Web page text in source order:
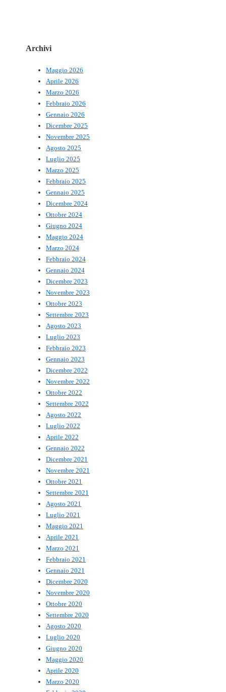
Archivi
Maggio 2026
Aprile 2026
Marzo 2026
Febbraio 2026
Gennaio 2026
Dicembre 2025
Novembre 2025
Agosto 2025
Luglio 2025
Marzo 2025
Febbraio 2025
Gennaio 2025
Dicembre 2024
Ottobre 2024
Giugno 2024
Maggio 2024
Marzo 2024
Febbraio 2024
Gennaio 2024
Dicembre 2023
Novembre 2023
Ottobre 2023
Settembre 2023
Agosto 2023
Luglio 2023
Febbraio 2023
Gennaio 2023
Dicembre 2022
Novembre 2022
Ottobre 2022
Settembre 2022
Agosto 2022
Luglio 2022
Aprile 2022
Gennaio 2022
Dicembre 2021
Novembre 2021
Ottobre 2021
Settembre 2021
Agosto 2021
Luglio 2021
Maggio 2021
Aprile 2021
Marzo 2021
Febbraio 2021
Gennaio 2021
Dicembre 2020
Novembre 2020
Ottobre 2020
Settembre 2020
Agosto 2020
Luglio 2020
Giugno 2020
Maggio 2020
Aprile 2020
Marzo 2020